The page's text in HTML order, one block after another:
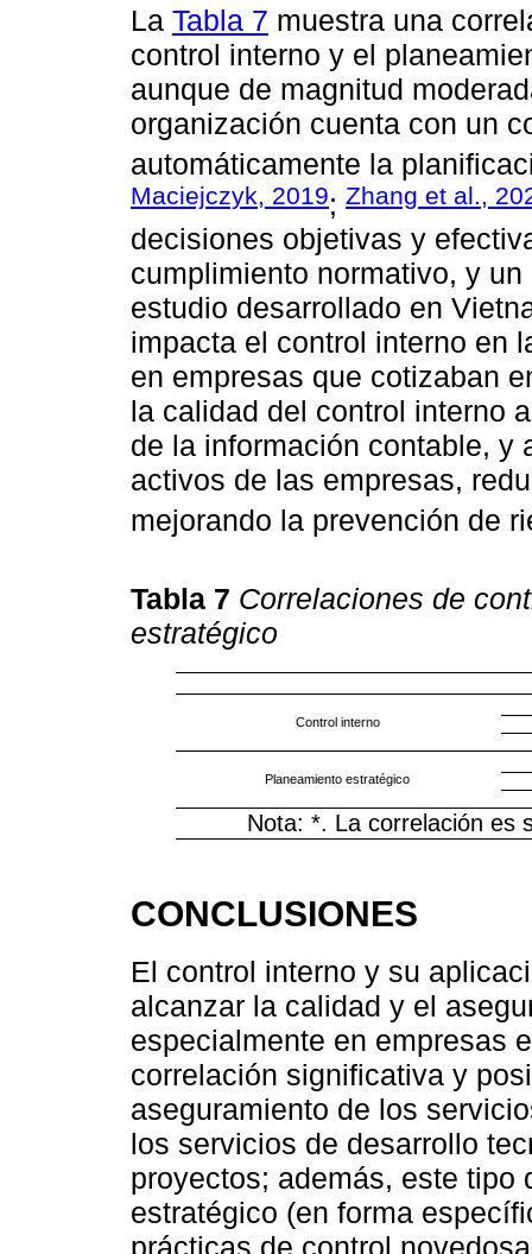
La Tabla 7 muestra una
control interno y el
aunque de magnitud
organización cuenta con un
automáticamente la
Maciejczyk, 2019; Zhang et al.,
decisiones objetivas y
cumplimiento normativo, y
estudio desarrollado en
impacta el control interno en
en empresas que cotizaban
la calidad del control interno
de la información contable, y
activos de las empresas,
mejorando la prevención de
Tabla 7 Correlaciones de
estratégico
Control interno
Planeamiento estratégico
Nota: *. La correlación es
CONCLUSIONES
El control interno y su
alcanzar la calidad y el
especialmente en empresas
correlación significativa y
aseguramiento de los
los servicios de desarrollo
proyectos; además, este tipo
estratégico (en forma
prácticas de control